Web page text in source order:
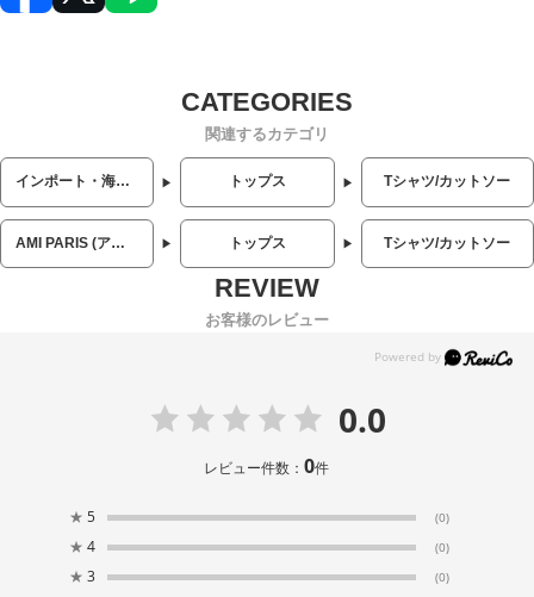
関連するカテゴリ
インポート・海外人気ブランド トップス Tシャツ/カットソー
AMI PARIS (アミパリス) トップス Tシャツ/カットソー
お客様のレビュー
0.0
レビュー件数：0件
★ 5 (0)
★ 4 (0)
★ 3 (0)